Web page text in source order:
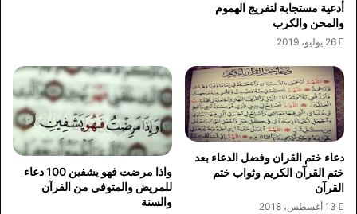
أدعية مستجابة لتفريج الهموم
والمحن والكرب
26 يوليو، 2019
دعاء ختم القران وفضل الدعاء بعد
ختم القرآن الكريم وثواب ختم
القرآن
13 أغسطس، 2018
واذا مرضت فهو يشفين 100 دعاء
للمريض والمتوفى من القرآن
والسنة